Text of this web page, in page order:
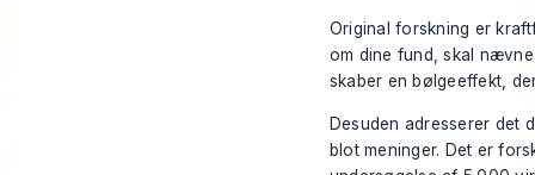
Original forskning er
om dine fund, skal
skaber en bølgeeffekt,
Desuden adresserer det
blot meninger. Det er